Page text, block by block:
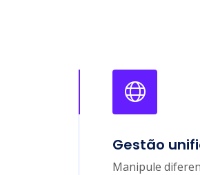
Gestão
Manipule